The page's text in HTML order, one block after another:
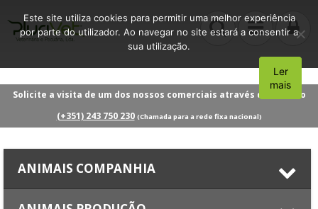
Solicite a visita de um dos nossos comerciais através do número
(+351) 243 750 230 (Chamada para a rede fixa nacional)
ANIMAIS COMPANHIA
Este site utiliza cookies para permitir uma melhor experiência
por parte do utilizador. Ao navegar no site estará a consentir a
sua utilização.
Aceito
Ler
mais